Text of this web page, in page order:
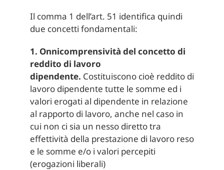
Il comma 1 dell’art. 51 identifica quindi
due concetti fondamentali:
1. Onnicomprensività del concetto di
reddito di lavoro
dipendente. Costituiscono cioè reddito di
lavoro dipendente tutte le somme ed i
valori erogati al dipendente in relazione
al rapporto di lavoro, anche nel caso in
cui non ci sia un nesso diretto tra
effettività della prestazione di lavoro reso
e le somme e/o i valori percepiti
(erogazioni liberali)